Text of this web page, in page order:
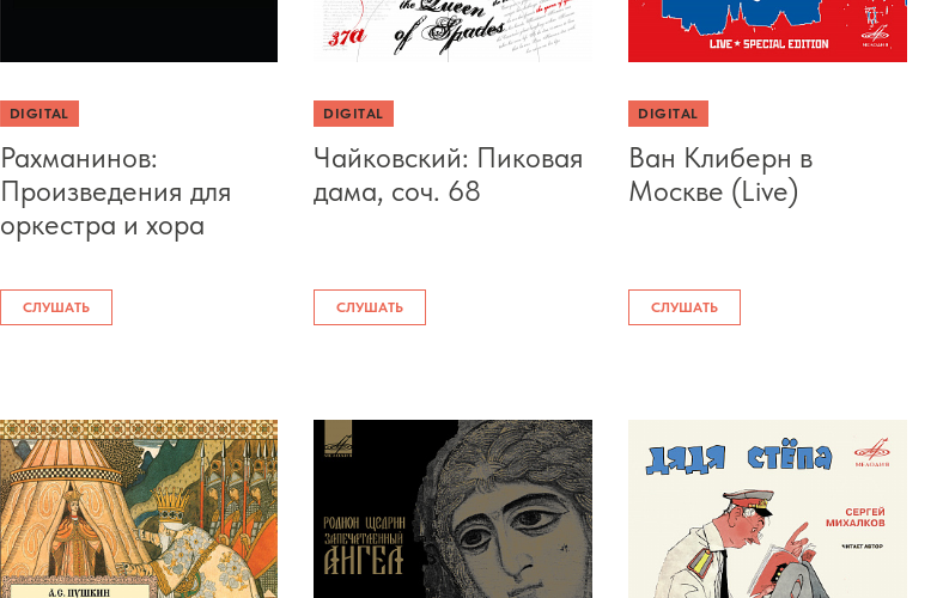
DIGITAL
Рахманинов:
Произведения для
оркестра и хора
СЛУШАТЬ
DIGITAL
Чайковский: Пиковая
дама, соч. 68
СЛУШАТЬ
DIGITAL
Ван Клиберн в
Москве (Live)
СЛУШАТЬ